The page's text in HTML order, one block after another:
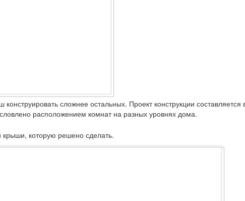
сложнее остальных. Проект конструкции составляется
расположением комнат на разных уровнях дома.
крыши, которую решено сделать.